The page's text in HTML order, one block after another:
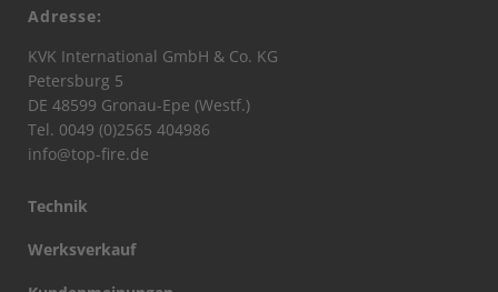
Adresse:
KVK International GmbH & Co. KG
Petersburg 5
DE 48599 Gronau-Epe (Westf.)
Tel. 0049 (0)2565 404986
info@top-fire.de
Technik
Werksverkauf